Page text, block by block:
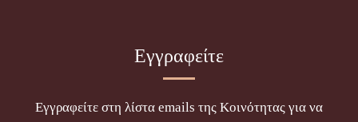
Εγγραφείτε
Εγγραφείτε στη λίστα emails της Κοινότητας για να